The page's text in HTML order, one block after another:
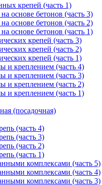
крепей (часть 1)
основе бетонов (часть 3)
основе бетонов (часть 2)
основе бетонов (часть 1)
крепей (часть 3)
крепей (часть 2)
крепей (часть 1)
и креплением (часть 4)
и креплением (часть 3)
и креплением (часть 2)
и креплением (часть 1)
(посадочная)
(часть 4)
(часть 3)
(часть 2)
(часть 1)
комплексами (часть 5)
комплексами (часть 4)
комплексами (часть 3)